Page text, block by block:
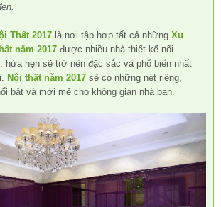
Thất 2017 là nơi tập hợp tất cả những Xu
năm 2017 được nhiều nhà thiết kế nổi
hứa hẹn sẽ trở nên đặc sắc và phổ biến nhất
Nội thất năm 2017 sẽ có những nét riêng,
bật và mới mẻ cho không gian nhà bạn.